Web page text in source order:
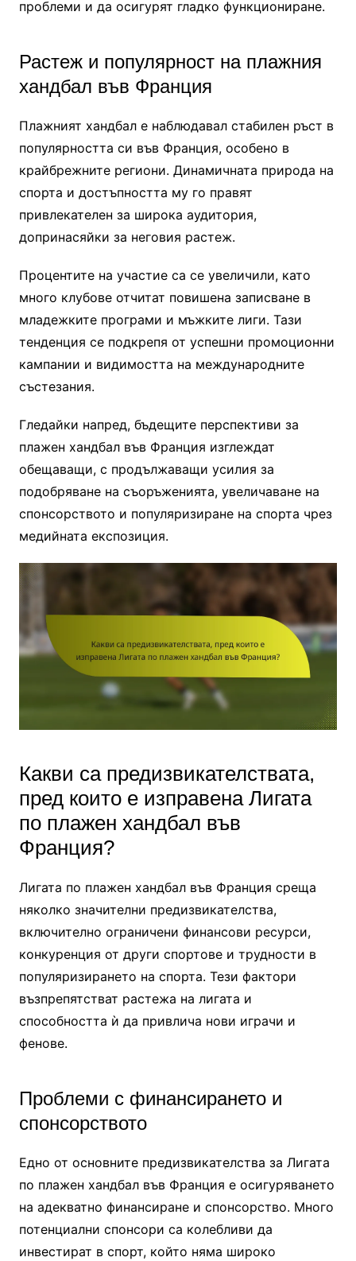
проблеми и да осигурят гладко функциониране.
Растеж и популярност на плажния
хандбал във Франция
Плажният хандбал е наблюдавал стабилен ръст в
популярността си във Франция, особено в
крайбрежните региони. Динамичната природа на
спорта и достъпността му го правят
привлекателен за широка аудитория,
допринасяйки за неговия растеж.
Процентите на участие са се увеличили, като
много клубове отчитат повишена записване в
младежките програми и мъжките лиги. Тази
тенденция се подкрепя от успешни промоционни
кампании и видимостта на международните
състезания.
Гледайки напред, бъдещите перспективи за
плажен хандбал във Франция изглеждат
обещаващи, с продължаващи усилия за
подобряване на съоръженията, увеличаване на
спонсорството и популяризиране на спорта чрез
медийната експозиция.
Какви са предизвикателствата,
пред които е изправена Лигата
по плажен хандбал във
Франция?
Лигата по плажен хандбал във Франция среща
няколко значителни предизвикателства,
включително ограничени финансови ресурси,
конкуренция от други спортове и трудности в
популяризирането на спорта. Тези фактори
възпрепятстват растежа на лигата и
способността ѝ да привлича нови играчи и
фенове.
Проблеми с финансирането и
спонсорството
Едно от основните предизвикателства за Лигата
по плажен хандбал във Франция е осигуряването
на адекватно финансиране и спонсорство. Много
потенциални спонсори са колебливи да
инвестират в спорт, който няма широко